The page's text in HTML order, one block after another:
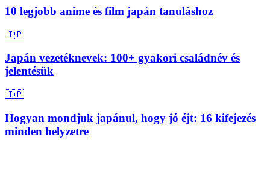
10 legjobb anime és film japán tanuláshoz
🇯🇵
Japán vezetéknevek: 100+ gyakori családnév és
jelentésük
🇯🇵
Hogyan mondjuk japánul, hogy jó éjt: 16 kifejezés
minden helyzetre